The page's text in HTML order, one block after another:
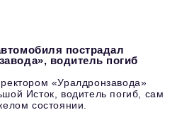
пострадал
водитель погиб
«Уралдронзавода»
Исток, водитель погиб, сам
состоянии.